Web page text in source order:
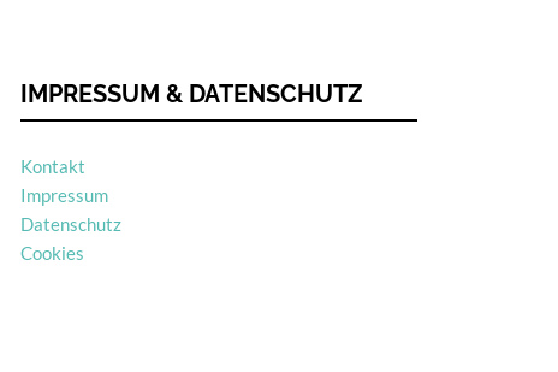
IMPRESSUM & DATENSCHUTZ
Kontakt
Impressum
Datenschutz
Cookies